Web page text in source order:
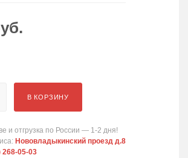
В КОРЗИНУ
и отгрузка по России — 1-2 дня!
Нововладыкинский проезд д.8
268-05-03